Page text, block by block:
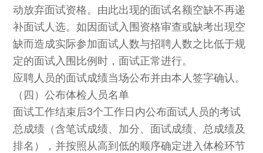
动放弃面试资格。由此出现的面试名额空缺不再递
补面试人选。如因面试入围资格审查或缺考出现空
缺而造成实际参加面试人数与招聘人数之比低于规
定的面试入围比例时，面试正常进行。
应聘人员的面试成绩当场公布并由本人签字确认。
（四）公布体检人员名单
面试工作结束后3个工作日内公布面试人员的考试
总成绩（含笔试成绩、加分、面试成绩、总成绩及
排名），并按照从高到低的顺序确定进入体检环节